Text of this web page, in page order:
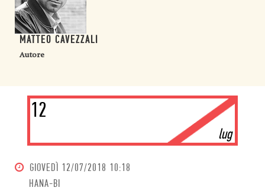
MATTEO CAVEZZALI
Autore
12
lug
GIOVEDÌ 12/07/2018 10:18
HANA-BI